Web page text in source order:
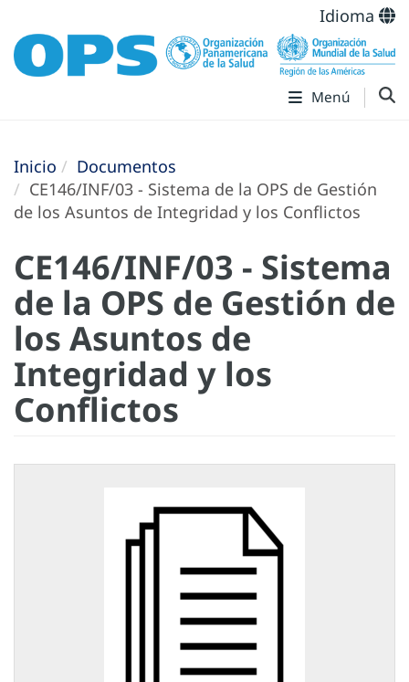
Idioma
Menú
Inicio
Documentos
CE146/INF/03 - Sistema de la OPS de Gestión
de los Asuntos de Integridad y los Conflictos
CE146/INF/03 - Sistema
de la OPS de Gestión de
los Asuntos de
Integridad y los
Conflictos